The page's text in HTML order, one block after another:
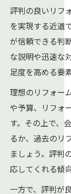
評判の良いリフ
を実現する近道
が信頼できる判
な説明や迅速な
足度を高める要
理想のリフォー
や予算、リフォ
す。その上で、
るか、過去のリ
ましょう。評判
応してくれる傾
一方で、評判が